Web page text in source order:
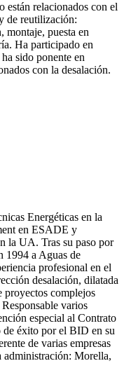
están relacionados con el
de reutilización:
puesta en
Ha participado en
sido ponente en
con la desalación.
Energéticas en la
en ESADE y
la UA. Tras su paso por
1994 a Aguas de
profesional en el
desalación, dilatada
proyectos complejos
varios
especial al Contrato
de éxito por el BID en su
de varias empresas
administración: Morella,